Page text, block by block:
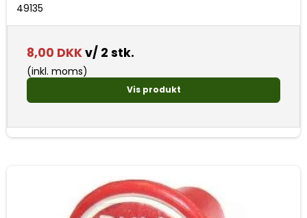
49135
8,00 DKKv/ 2 stk.
(inkl. moms)
Vis produkt